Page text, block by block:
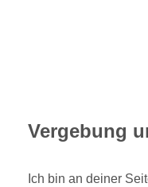
Vergebung
Ich bin an deiner